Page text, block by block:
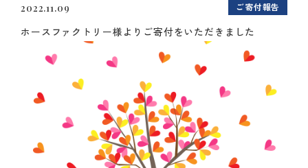
2022.11.09 ご寄付報告
ホースファクトリー様よりご寄付をいただきました